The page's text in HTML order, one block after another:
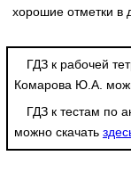
хорошие отметки в
ГДЗ к рабочей
Комарова Ю.А.
ГДЗ к тестам по
можно скачать